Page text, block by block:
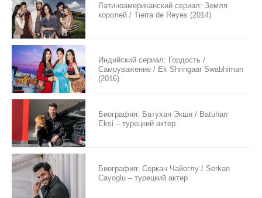
Латиноамериканский сериал: Земля
королей / Tierra de Reyes (2014)
Индийский сериал: Гордость /
Самоуважение / Ek Shringaar Swabhiman
(2016)
Биография: Батухан Экши / Batuhan
Eksi – турецкий актер
Биография: Серкан Чайоглу / Serkan
Cayoglu – турецкий актер